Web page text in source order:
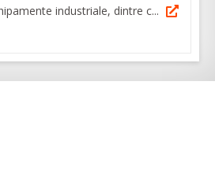
industriale, dintre c...